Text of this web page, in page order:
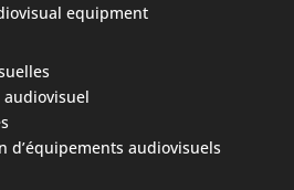
equipment
d’équipements audiovisuels